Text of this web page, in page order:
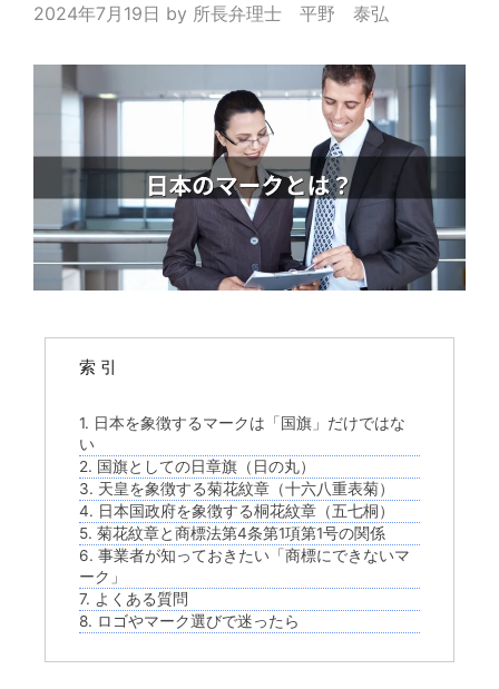
2024年7月19日 by 所長弁理士 平野 泰弘
索 引
1. 日本を象徴するマークは「国旗」だけではな
い
2. 国旗としての日章旗（日の丸）
3. 天皇を象徴する菊花紋章（十六八重表菊）
4. 日本国政府を象徴する桐花紋章（五七桐）
5. 菊花紋章と商標法第4条第1項第1号の関係
6. 事業者が知っておきたい「商標にできないマ
ーク」
7. よくある質問
8. ロゴやマーク選びで迷ったら